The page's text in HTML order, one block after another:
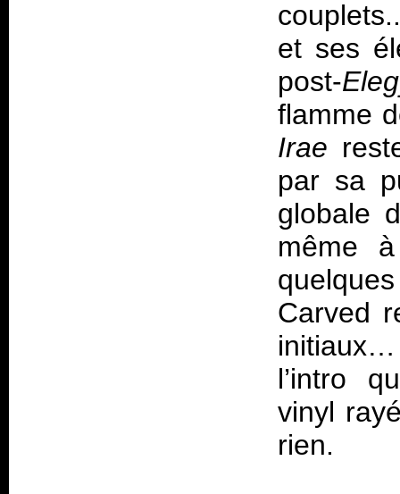
et ses
post-
flamme
Irae
par sa
globale
même
Carved
initiaux…
l’intro
vinyl
rien.